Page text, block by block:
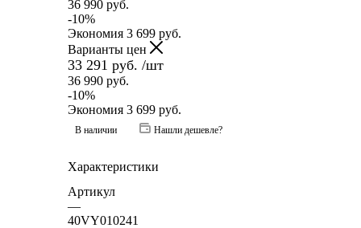
36 990 руб.
-10%
Экономия 3 699 руб.
Варианты цен
33 291 руб. /шт
36 990 руб.
-10%
Экономия 3 699 руб.
В наличии Нашли дешевле?
Характеристики
Артикул
—
40VY010241